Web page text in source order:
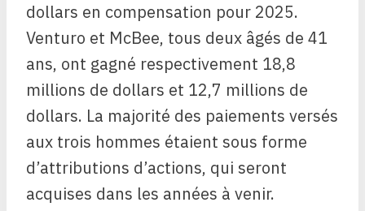
dollars en compensation pour 2025.
Venturo et McBee, tous deux âgés de 41
ans, ont gagné respectivement 18,8
millions de dollars et 12,7 millions de
dollars. La majorité des paiements versés
aux trois hommes étaient sous forme
d’attributions d’actions, qui seront
acquises dans les années à venir.